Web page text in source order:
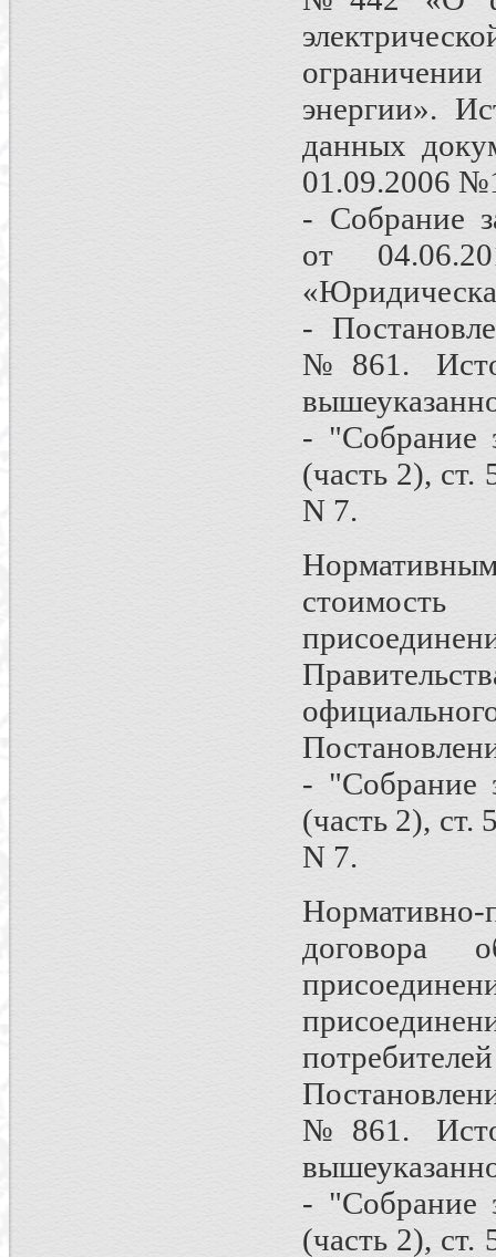
энергии».
данных
01.09.2006
- Собрание
от
-
№861.
- "Собрание
(часть 2), ст.
N 7.
- "Собрание
(часть 2), ст.
N 7.
Нормативно-
договора
№861.
- "Собрание
(часть 2), ст.